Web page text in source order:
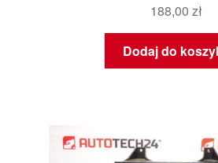
188,00 zł
Dodaj do